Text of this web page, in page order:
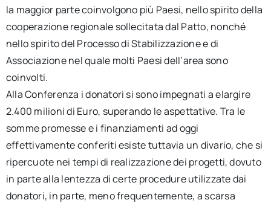
la maggior parte coinvolgono più Paesi, nello spirito della
cooperazione regionale sollecitata dal Patto, nonché
nello spirito del Processo di Stabilizzazione e di
Associazione nel quale molti Paesi dell’area sono
coinvolti.
Alla Conferenza i donatori si sono impegnati a elargire
2.400 milioni di Euro, superando le aspettative. Tra le
somme promesse e i finanziamenti ad oggi
effettivamente conferiti esiste tuttavia un divario, che si
ripercuote nei tempi di realizzazione dei progetti, dovuto
in parte alla lentezza di certe procedure utilizzate dai
donatori, in parte, meno frequentemente, a scarsa